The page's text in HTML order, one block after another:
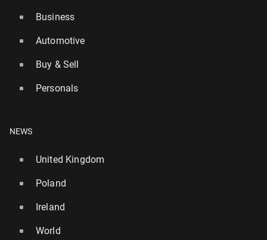
Business
Automotive
Buy & Sell
Personals
NEWS
United Kingdom
Poland
Ireland
World